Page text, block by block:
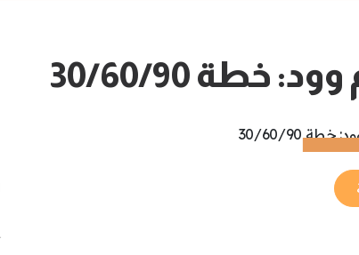
خطة 30/60/90